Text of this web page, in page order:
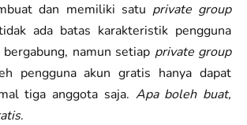
dan memiliki satu private group
ada batas karakteristik pengguna
namun setiap private group
pengguna akun gratis hanya dapat
tiga anggota saja. Apa boleh buat,
.